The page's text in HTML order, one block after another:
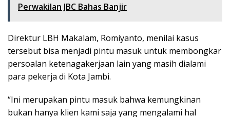
Perwakilan JBC Bahas Banjir
Direktur LBH Makalam, Romiyanto, menilai kasus
tersebut bisa menjadi pintu masuk untuk membongkar
persoalan ketenagakerjaan lain yang masih dialami
para pekerja di Kota Jambi.
“Ini merupakan pintu masuk bahwa kemungkinan
bukan hanya klien kami saja yang mengalami hal